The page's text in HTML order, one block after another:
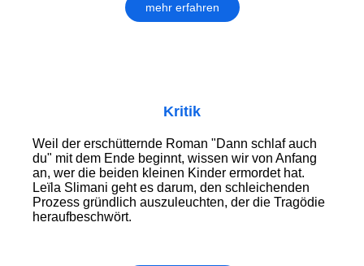
mehr erfahren
Kritik
Weil der erschütternde Roman "Dann schlaf auch
du" mit dem Ende beginnt, wissen wir von Anfang
an, wer die beiden kleinen Kinder er­mor­det hat.
Leïla Slimani geht es darum, den schleichenden
Prozess gründlich auszuleuchten, der die Tragödie
heraufbeschwört.